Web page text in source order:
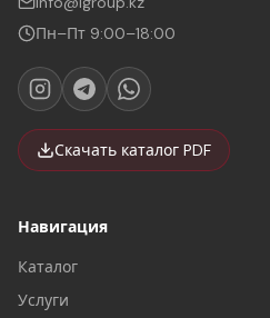
Пн–Пт 9:00–18:00
Скачать каталог PDF
Навигация
Каталог
Услуги